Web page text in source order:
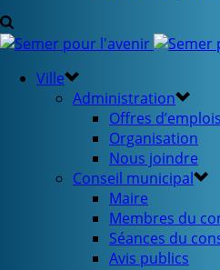
Ville
Administration
Offres d’emplois
Organisation
Nous joindre
Conseil municipal
Maire
Membres du
Séances du
Avis publics